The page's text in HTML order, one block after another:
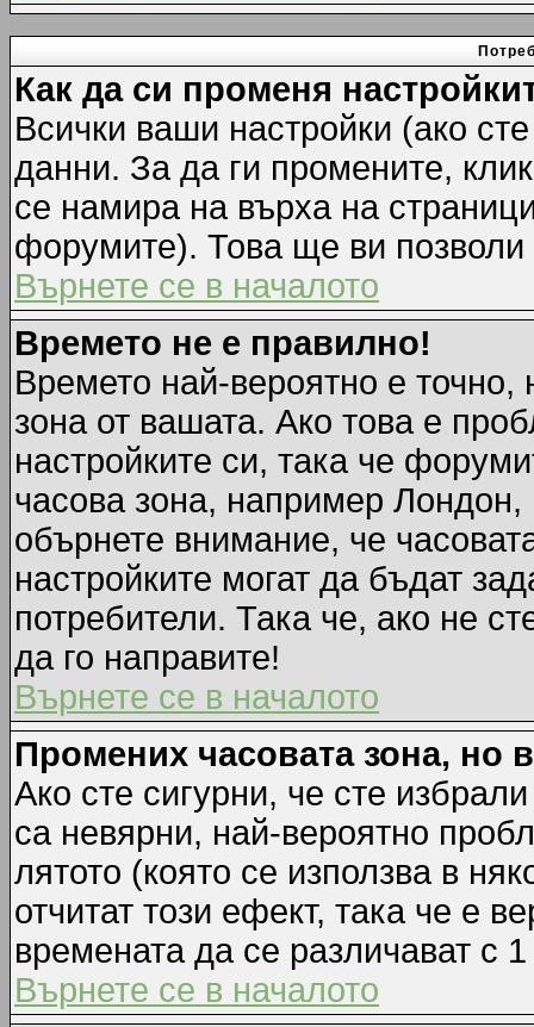
Как да си променя
Всички ваши настройки (ако
данни. За да ги промените,
се намира на върха на
форумите). Това ще ви позволи
Върнете се в началото
Времето не е правилно!
Времето най-вероятно е точно,
зона от вашата. Ако това е
настройките си, така че
часова зона, например
обърнете внимание, че
настройките могат да бъдат
потребители. Така че, ако не
да го направите!
Върнете се в началото
Промених часовата зона, но
Ако сте сигурни, че сте
са невярни, най-вероятно
лятото (която се използва в
отчитат този ефект, така че е
времената да се различават с
Върнете се в началото